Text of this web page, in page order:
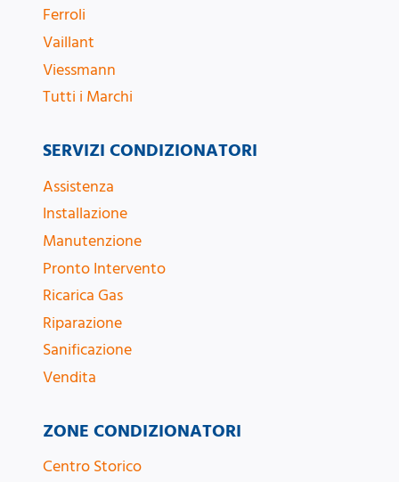
Ferroli
Vaillant
Viessmann
Tutti i Marchi
ZONE CONDIZIONATORI
Centro Storico
SERVIZI CONDIZIONATORI
Assistenza
Installazione
Manutenzione
Pronto Intervento
Ricarica Gas
Riparazione
Sanificazione
Vendita